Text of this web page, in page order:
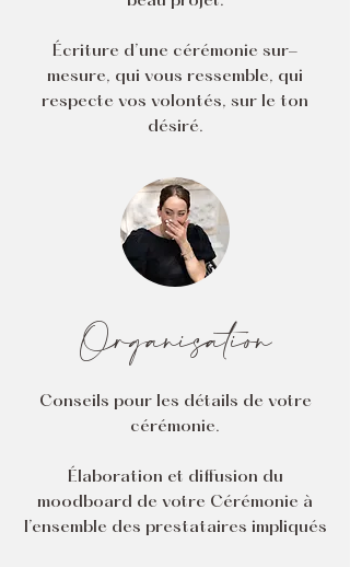
Écriture d’une cérémonie sur-
mesure, qui vous ressemble, qui
respecte vos volontés, sur le ton
désiré.
Organisation
Conseils pour les détails de votre
cérémonie.
Élaboration et diffusion du
moodboard de votre Cérémonie à
l’ensemble des prestataires impliqués